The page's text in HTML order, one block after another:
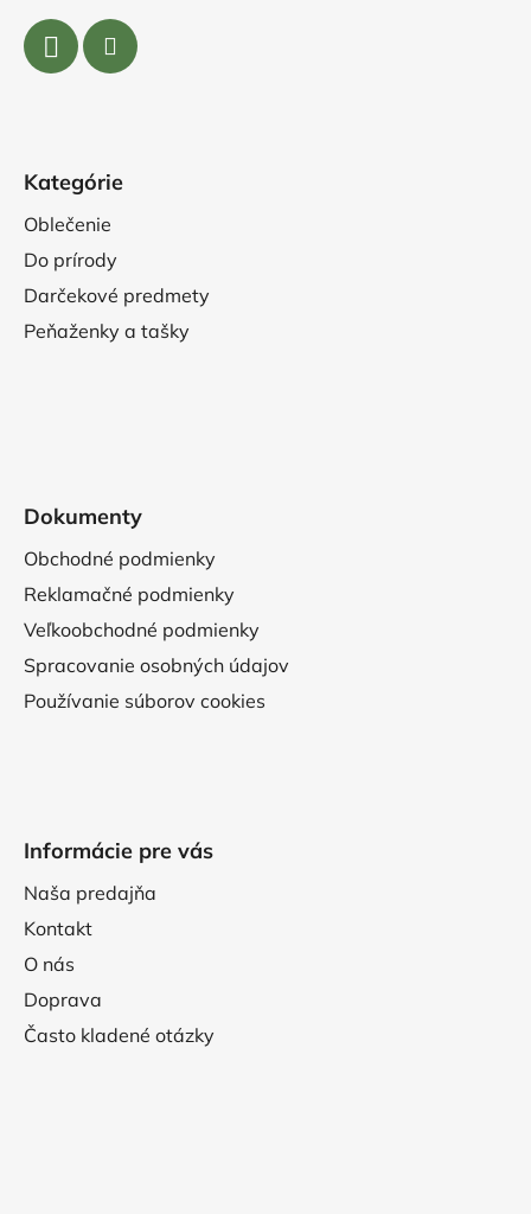
Kategórie
Oblečenie
Do prírody
Darčekové predmety
Peňaženky a tašky
Dokumenty
Obchodné podmienky
Reklamačné podmienky
Veľkoobchodné podmienky
Spracovanie osobných údajov
Používanie súborov cookies
Informácie pre vás
Naša predajňa
Kontakt
O nás
Doprava
Často kladené otázky